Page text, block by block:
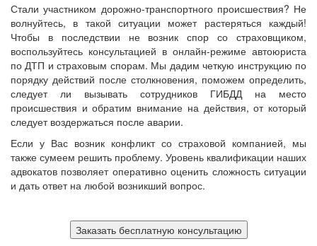
Стали участником дорожно-транспортного происшествия? Не
волнуйтесь, в такой ситуации может растеряться каждый!
Чтобы в последствии не возник спор со страховщиком,
воспользуйтесь консультацией в онлайн-режиме автоюриста
по ДТП и страховым спорам. Мы дадим четкую инструкцию по
порядку действий после столкновения, поможем определить,
следует ли вызывать сотрудников ГИБДД на место
происшествия и обратим внимание на действия, от который
следует воздержаться после аварии.
Если у Вас возник конфликт со страховой компанией, мы
также сумеем решить проблему. Уровень квалификации наших
адвокатов позволяет оперативно оценить сложность ситуации
и дать ответ на любой возникший вопрос.
Заказать бесплатную консультацию